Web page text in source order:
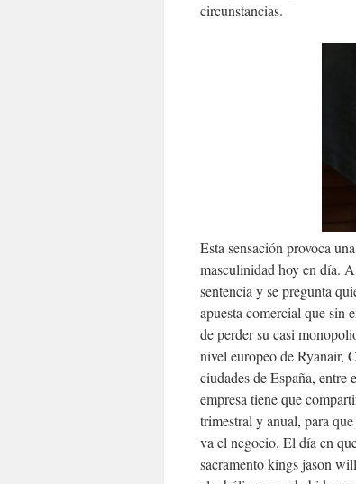
circunstancias.
Esta sensación provoca
masculinidad hoy en día.
sentencia y se pregunta
apuesta comercial que sin
de perder su casi
nivel europeo de Ryanair,
ciudades de España,
empresa tiene que
trimestral y anual, para
va el negocio. El día en
sacramento kings jason